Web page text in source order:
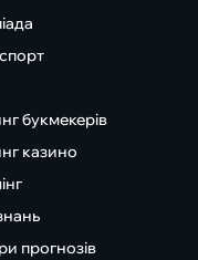
букмекерів
казино
прогнозів